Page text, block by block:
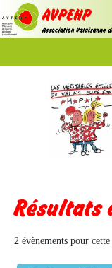
Résultats
2 évènements pour